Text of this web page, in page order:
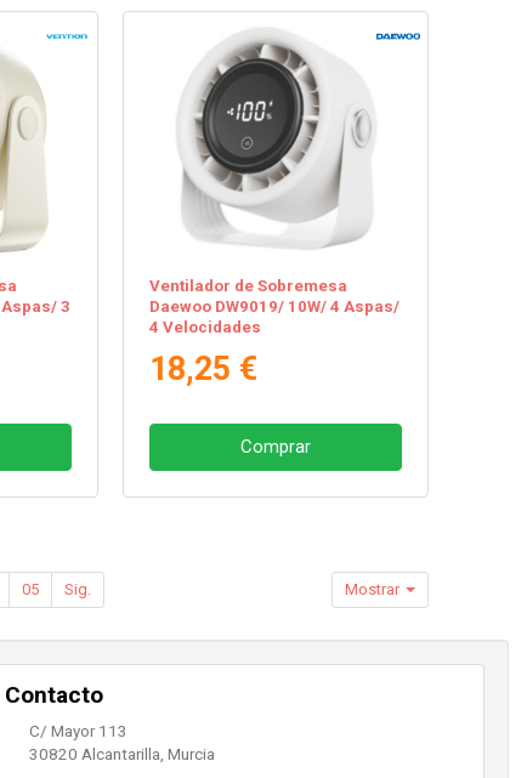
3
Ventilador de Sobremesa
Daewoo DW9019/ 10W/ 4 Aspas/
4 Velocidades
18,25 €
Comprar
05 Sig. Mostrar
Contacto
C/ Mayor 113
30820 Alcantarilla Murcia